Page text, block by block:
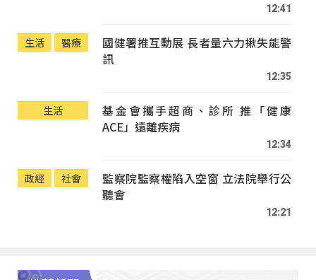
12:41
生活 醫療
國健署推互動展 長者量六力揪失能警
訊
12:35
生活
基金會攜手超商、診所 推「健康
ACE」遠離疾病
12:34
政經 社會
監察院監察權陷入空窗 立法院舉行公
聽會
12:21